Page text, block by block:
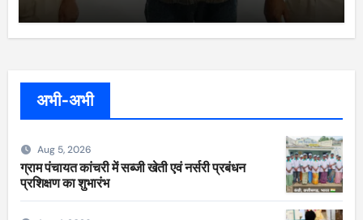
अभी-अभी
Aug 5, 2026
ग्राम पंचायत कांचरी में सब्जी खेती एवं नर्सरी प्रबंधन
प्रशिक्षण का शुभारंभ